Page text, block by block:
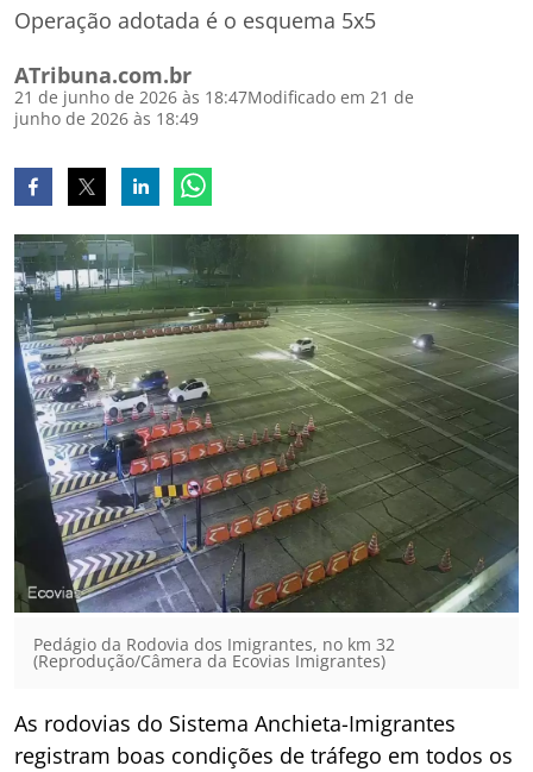
Operação adotada é o esquema 5x5
ATribuna.com.br
21 de junho de 2026 às 18:47Modificado em 21 de
junho de 2026 às 18:49
Pedágio da Rodovia dos Imigrantes, no km 32
(Reprodução/Câmera da Ecovias Imigrantes)
As rodovias do Sistema Anchieta-Imigrantes
registram boas condições de tráfego em todos os